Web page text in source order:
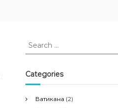
S
r
c
f
Categories
Ватикана (2)